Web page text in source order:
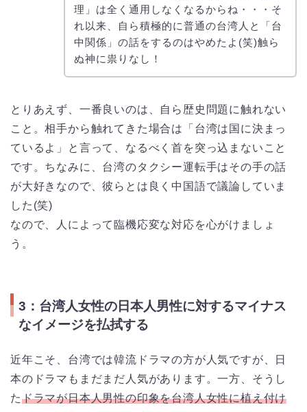
理」は全く通用しなくなるからね・・・そ
れ以来、自ら積極的に普通の台湾人と「台
中関係」の話をするのはやめたよ(笑)触ら
ぬ神に祟りなし！
とりあえず、一番良いのは、自ら歴史問題に触れない
こと。相手から触れてきた場合は「台湾は国に決まっ
ているよ」と言って、なるべく首を突っ込まないこと
です。ちなみに、台湾のタクシー運転手はその手の話
が大好きなので、彼らとは良く中国語で議論していま
した(笑)
なので、人によって臨機応変な対応を心がけましょ
う。
3：台湾人女性の日本人男性に対するマイナス
なイメージを払拭する
近年こそ、台湾では韓流ドラマの方が人気ですが、日
本のドラマもまだまだ人気があります。一方、そうし
たドラマが日本人男性の印象を台湾人女性に植え付け